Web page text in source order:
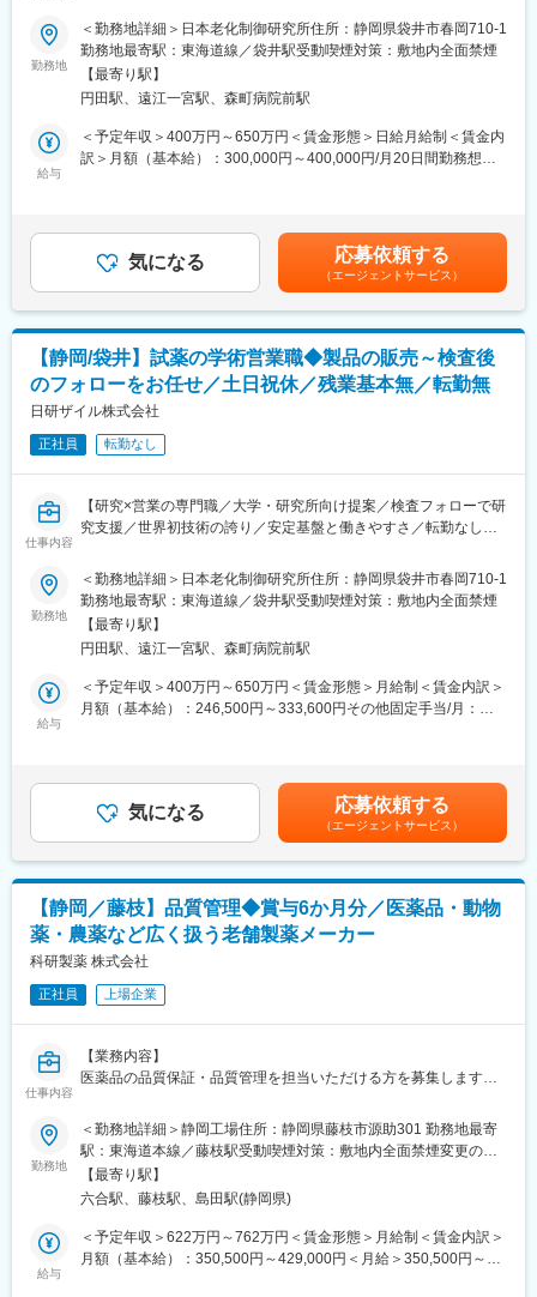
・男女比：おおよそ5：5／落ち着いた雰囲気
■魅力
◎世界初技術を扱う研究開発環境
究者から高く評価されています。
◎社会貢献性の高い研究テーマ
酸化ストレス・抗酸化分野の研究を通じて、アンチエイジングや
疾病予防に寄与。研究成果が人々の健康に直結します。
◎安定した経営と働きやすさ
アンテスグループの安定基盤のもと、転勤なし・正社員採用。研
究に専念できる環境です。
～こんな方におススメ！～
◇ルーチン検査だけでなく研究的な業務にも携わりたい方
◇臨床検査技師として専門性を深めながら長く働きたい方
◇医療・健康分野の社会貢献に興味がある方
■事業内容
発と受託検査事業を両軸に展開し、アンチエイジング研究を通じ
て人々の健康に貢献しています。
せします。
◎業務詳細
・ELISAによる分析業務（血液・尿などの生体試料）
・HPLC分析、自動分析装置を用いた生化学検査
・検査結果報告書の作成、データ管理
・分析に関する問い合わせ対応
・新規分析項目の開発・検討
※同社の主力製品であるDNA酸化損傷測定キットを活用した、研
究寄りの検査も行います。
■組織構成
・配属先：日本老化制御研究所（袋井市）
・部門人数：約5名（20～40代中心）
・風通しがよく、分析・開発部門とも連携しながら働ける環境で
■魅力
◎ワークライフバランス
残業はほぼなく、年間休日122日。定時で帰れる日も多く、家庭
や自分の時間を大切にできます。
◎安定した経営基盤
アンテスグループの一員として経営が安定。グループ各社の研
究・開発力を活かし、長期的に働ける体制があります。
勤務地
＜勤務地詳細＞日本老化制御研究所住所：静岡県袋井市春岡710-1
勤務地最寄駅：東海道線／袋井駅受動喫煙対策：敷地内全面禁煙
【最寄り駅】
円田駅、遠江一宮駅、森町病院前駅
給与
＜予定年収＞400万円～650万円＜賃金形態＞日給月給制＜賃金内
訳＞月額（基本給）：300,000円～400,000円/月20日間勤務想定
15000円、食事手当5000円■賞与：年2回（7月・12月）賃金はあ
くまでも目安の金額であり、選考を通じて上下する可能性があり
ます。月給(月額)は固定手当を含めた表記です。
気になる 応募依頼する
（エージェントサービス）
【静岡/袋井】試薬の学術営業職◆製品の販売～検査後
のフォローをお任せ／土日祝休／残業基本無／転勤無
日研ザイル株式会社
正社員 転勤なし
仕事内容
【研究×営業の専門職／大学・研究所向け提案／検査フォローで研
究支援／世界初技術の誇り／安定基盤と働きやすさ／転勤なし／
～こんな方におススメ！～
◇科学的知識を活かしながら営業をしたい方
◇研究者と近い距離で社会貢献を実感したい方
◇腰を据えて専門性を深めたい方
化分野の研究用試薬を国内外の研究機関に提供。医学・薬学・生
化学・食品など多分野で利用され、健康長寿社会の実現に寄与し
ています。アンテスグループの一員として安定した経営基盤を誇
■業務内容
酸化ストレス・抗酸化性を測定する研究用試薬やELISAキットの
営業および学術フォローをお任せします。
営業として製品を提案しながら、研究支援のパートナーとして科
学的サポートも行うポジションです。
◎業務詳細
・酸化ストレス・抗酸化性を測定するバイオマーカー等、研究用
試薬の学術営業を担当
・新規顧客への提案および既存取引先（大学・研究所・検査会社
・自社製品を使った検査を実施し、正しい結果が得られない場合
は技術的フォローを実施
・製品の品質・結果の信頼性を支える顧客対応で、研究現場の課
題解決をサポート
試用期間3ヶ月間は知識習得フェーズとして、外勤は行わず電話や
勤務地
＜勤務地詳細＞日本老化制御研究所住所：静岡県袋井市春岡710-1
勤務地最寄駅：東海道線／袋井駅受動喫煙対策：敷地内全面禁煙
【最寄り駅】
円田駅、遠江一宮駅、森町病院前駅
給与
＜予定年収＞400万円～650万円＜賃金形態＞月給制＜賃金内訳＞
月額（基本給）：246,500円～333,600円その他固定手当/月：
業手当＞有＜給与補足＞固定手当内訳：住宅手当15,000円/月、食
事手当5,000円/月賃金はあくまでも目安の金額であり、選考を通
じて上下する可能性があります。月給(月額)は固定手当を含めた表
記です。
気になる 応募依頼する
（エージェントサービス）
【静岡／藤枝】品質管理◆賞与6か月分／医薬品・動物
薬・農薬など広く扱う老舗製薬メーカー
科研製薬 株式会社
正社員 上場企業
仕事内容
【業務内容】
医薬品の品質保証・品質管理を担当いただける方を募集します。
■分析法技術移転の移転先としての業務
■試験検査に関わる記録類の作成・確認・承認
■各種安定性試験の計画・報告
■逸脱管理、規格外試験結果（OOS）・トレンド外結果（OOT）
調査、変更管理等の各種GMP文書の作成・確認・承認
■規制等の教育・訓練の推進
■試験検査機器の維持管理
勤務地
＜勤務地詳細＞静岡工場住所：静岡県藤枝市源助301 勤務地最寄
駅：東海道本線／藤枝駅受動喫煙対策：敷地内全面禁煙変更の範
囲：会社の定める事業所
【最寄り駅】
六合駅、藤枝駅、島田駅(静岡県)
給与
＜予定年収＞622万円～762万円＜賃金形態＞月給制＜賃金内訳＞
月額（基本給）：350,500円～429,000円＜月給＞350,500円～